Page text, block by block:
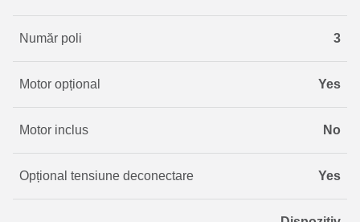
Număr poli 3
Motor opțional Yes
Motor inclus No
Opțional tensiune deconectare Yes